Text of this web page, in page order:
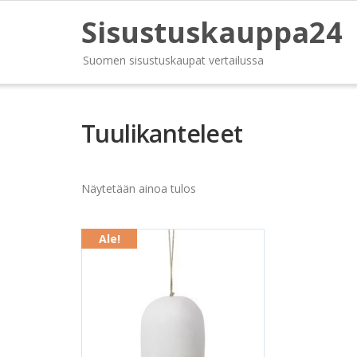
Sisustuskauppa24
Suomen sisustuskaupat vertailussa
Tuulikanteleet
Näytetään ainoa tulos
Ale!